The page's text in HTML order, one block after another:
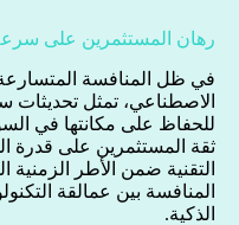
رهان المستثمرين على
في ظل المنافسة
الاصطناعي، تمثل
للحفاظ على مكانتها في
ثقة المستثمرين على قدرة
التقنية ضمن الأطر الزمنية
المنافسة بين عمالقة
الذكية.